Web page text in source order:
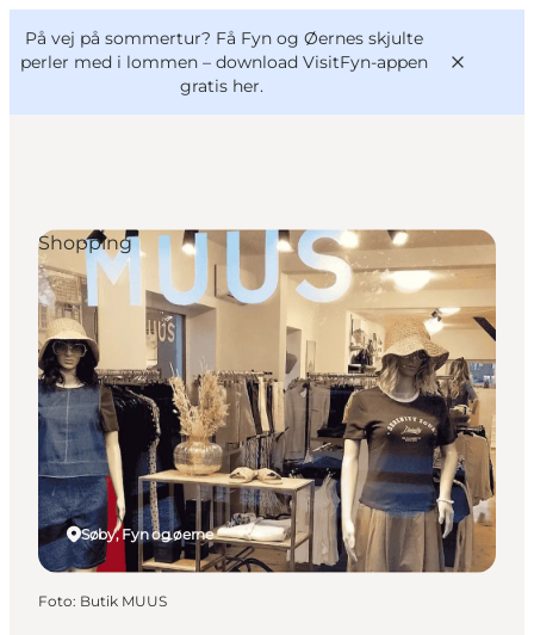
På vej på sommertur? Få Fyn og Øernes skjulte
perler med i lommen – download VisitFyn-appen
gratis her.
Oplevelser
Outdoor
Mad og drikke
Overnatning
Book lokale oplevelser
VisitFyn
Deutsch
Søby, Fyn og øerne
Shopping
Foto: Butik MUUS